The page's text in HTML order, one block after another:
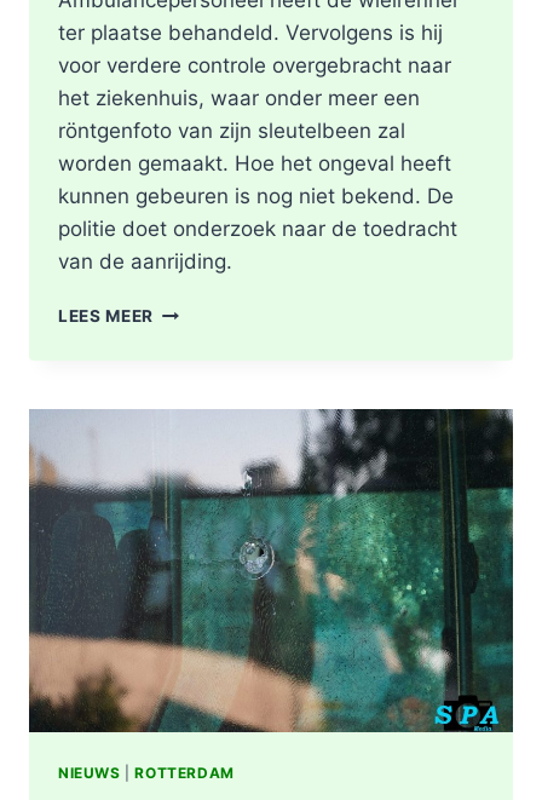
ter plaatse behandeld. Vervolgens is hij
voor verdere controle overgebracht naar
het ziekenhuis, waar onder meer een
röntgenfoto van zijn sleutelbeen zal
worden gemaakt. Hoe het ongeval heeft
kunnen gebeuren is nog niet bekend. De
politie doet onderzoek naar de toedracht
van de aanrijding.
LEES MEER GEWONDE
TWEE
IN
ROTTERDAM
NIEUWS |ROTTERDAM